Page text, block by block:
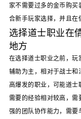
家不需要过多的金币购
合新手玩家选择，并且在
选择道士职业在
地方
在选择道士职业之前，玩
辅助为主，相对于战士和
高爆发的职业，可能道士
需要的经验相对较高，
强的团队协作能力，需